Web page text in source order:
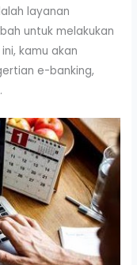
layanan
untuk melakukan
kamu akan
e-banking,